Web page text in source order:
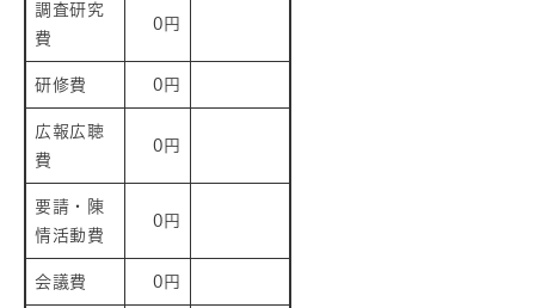
調査研究
費
0円
研修費 0円
広報広聴
費
0円
要請・陳
情活動費
0円
会議費 0円